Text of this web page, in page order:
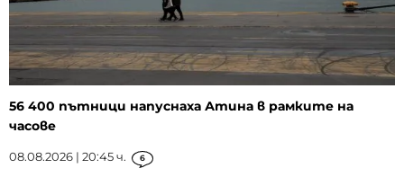
56 400 пътници напуснаха Атина в рамките на
часове
08.08.2026 | 20:45 ч. 6